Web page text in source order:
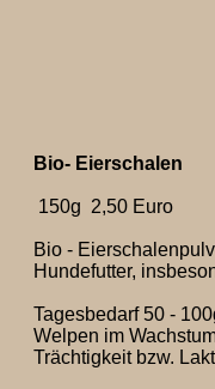
Bio- Eierschalen
150g 2,50 Euro
Bio -
Hundefutter,
Tagesbedarf 50 -
Welpen im
Trächtigkeit bzw.